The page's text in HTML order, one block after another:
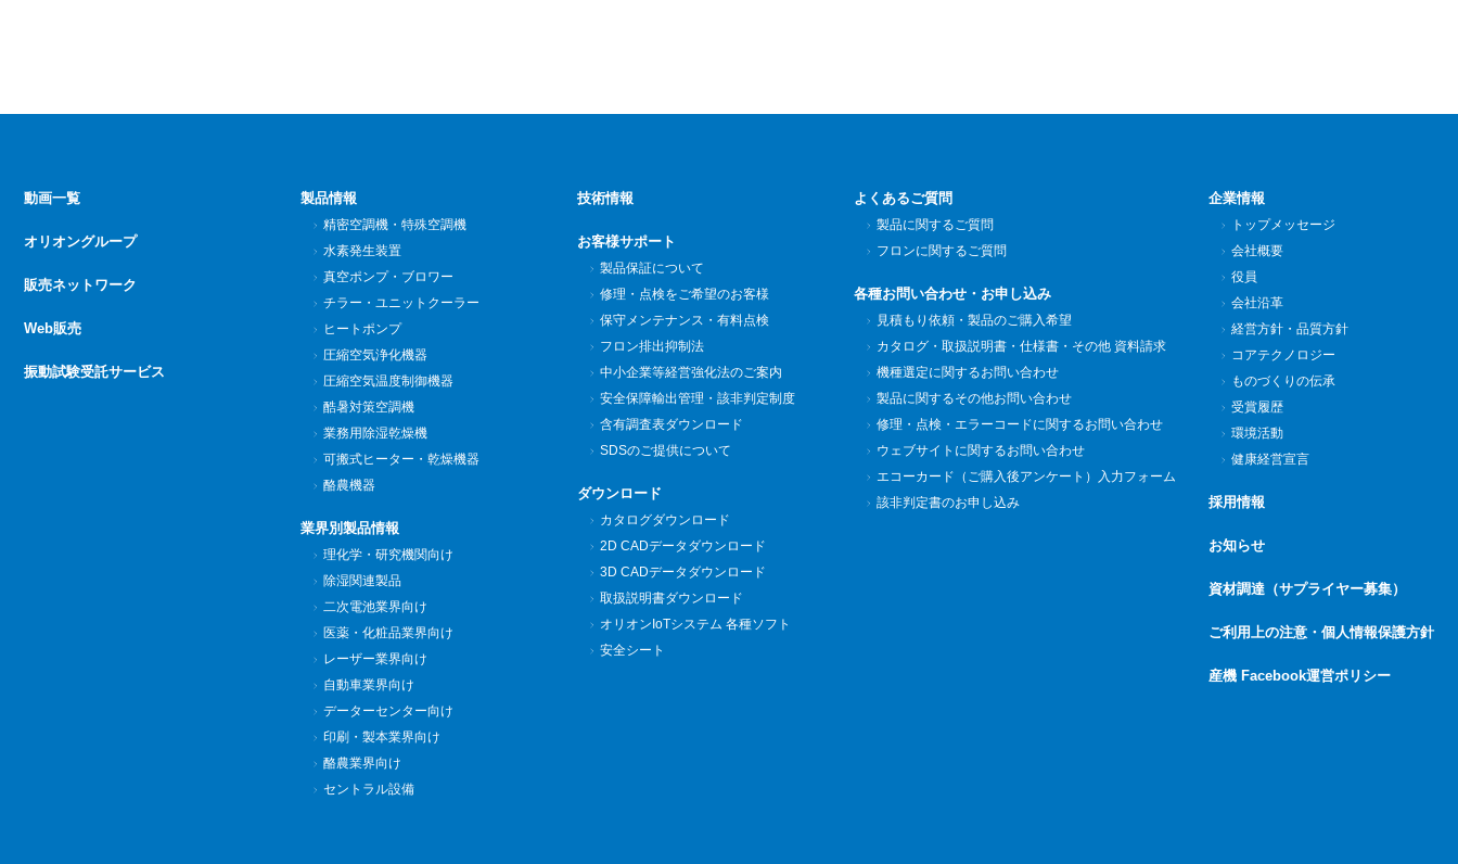
動画一覧
オリオングループ
販売ネットワーク
Web販売
振動試験受託サービス
製品情報
精密空調機・特殊空調機
水素発生装置
真空ポンプ・ブロワー
チラー・ユニットクーラー
ヒートポンプ
圧縮空気浄化機器
圧縮空気温度制御機器
酷暑対策空調機
業務用除湿乾燥機
可搬式ヒーター・乾燥機器
酪農機器
業界別製品情報
理化学・研究機関向け
除湿関連製品
二次電池業界向け
医薬・化粧品業界向け
レーザー業界向け
自動車業界向け
データーセンター向け
印刷・製本業界向け
酪農業界向け
セントラル設備
技術情報
お客様サポート
製品保証について
修理・点検をご希望のお客様
保守メンテナンス・有料点検
フロン排出抑制法
中小企業等経営強化法のご案内
安全保障輸出管理・該非判定制度
含有調査表ダウンロード
SDSのご提供について
ダウンロード
カタログダウンロード
2D CADデータダウンロード
3D CADデータダウンロード
取扱説明書ダウンロード
オリオンIoTシステム 各種ソフト
安全シート
よくあるご質問
製品に関するご質問
フロンに関するご質問
各種お問い合わせ・お申し込み
見積もり依頼・製品のご購入希望
カタログ・取扱説明書・仕様書・その他 資料請求
機種選定に関するお問い合わせ
製品に関するその他お問い合わせ
修理・点検・エラーコードに関するお問い合わせ
ウェブサイトに関するお問い合わせ
エコーカード（ご購入後アンケート）入力フォーム
該非判定書のお申し込み
企業情報
トップメッセージ
会社概要
役員
会社沿革
経営方針・品質方針
コアテクノロジー
ものづくりの伝承
受賞履歴
環境活動
健康経営宣言
採用情報
お知らせ
資材調達（サプライヤー募集）
ご利用上の注意・個人情報保護方針
産機 Facebook運営ポリシー